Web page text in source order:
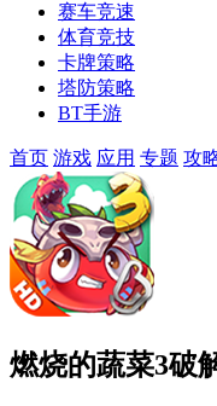
赛车竞速
体育竞技
卡牌策略
塔防策略
BT手游
首页 游戏 应用 专题 攻
燃烧的蔬菜3破